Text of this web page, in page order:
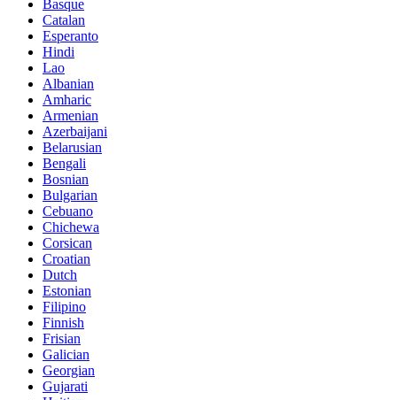
Basque
Catalan
Esperanto
Hindi
Lao
Albanian
Amharic
Armenian
Azerbaijani
Belarusian
Bengali
Bosnian
Bulgarian
Cebuano
Chichewa
Corsican
Croatian
Dutch
Estonian
Filipino
Finnish
Frisian
Galician
Georgian
Gujarati